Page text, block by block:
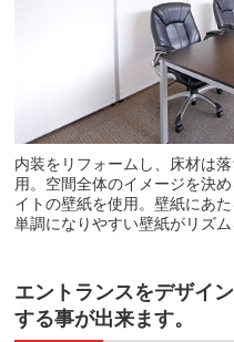
内装をリフォームし、床材は
用。空間全体のイメージを決
イトの壁紙を使用。壁紙にあ
単調になりやすい壁紙がリズム
エントランスをデザイ
する事が出来ます。